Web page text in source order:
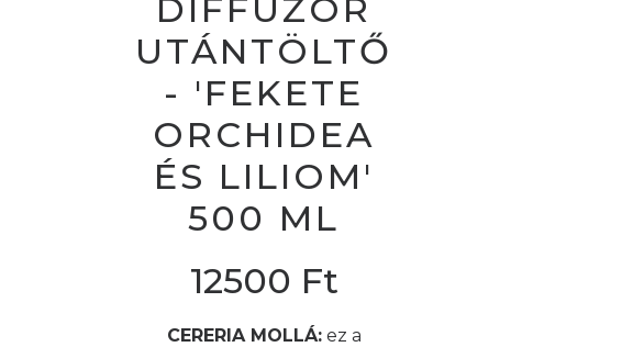
DIFFÚZOR
UTÁNTÖLTŐ
- 'FEKETE
ORCHIDEA
ÉS LILIOM'
500 ML
12500 Ft
CERERIA MOLLÁ:ez a